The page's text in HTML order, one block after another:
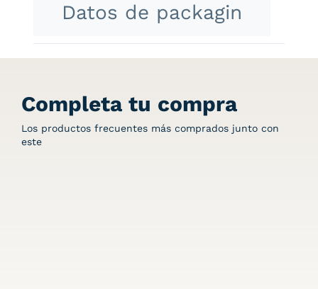
Datos de packagin
Completa tu compra
Los productos frecuentes más comprados junto con
este